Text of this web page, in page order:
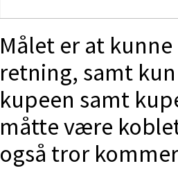
Målet er at
retning, samt
kupeen samt
måtte være
også tror